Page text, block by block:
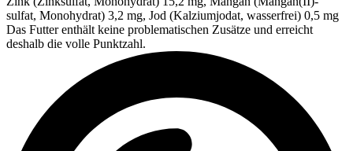
sulfat, Monohydrat) 3,2 mg, Jod (Kalziumjodat, wasserfrei) 0,5 mg
Das Futter enthält keine problematischen Zusätze und erreicht
deshalb die volle Punktzahl.